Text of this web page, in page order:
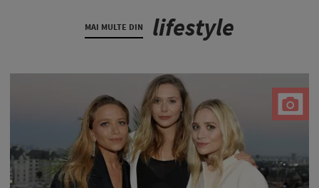
MAI MULTE DIN lifestyle